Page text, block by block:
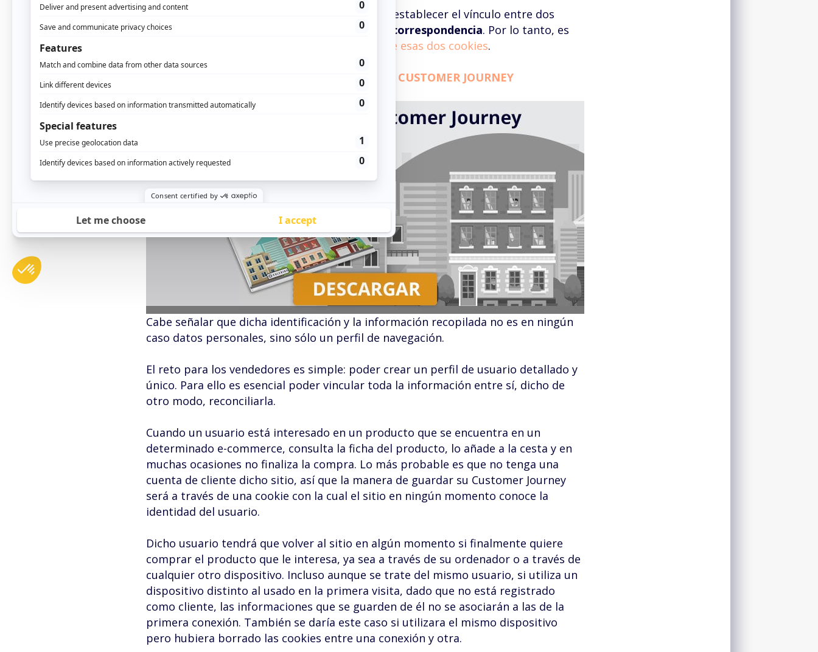
El cookie matching es un proceso que permite establecer el vínculo entre dos
cookies diferentes basándose en una
tabla de correspondencia. Por lo tanto, es
detrás de esas dos cookies.
DESCARGAR LIBRO BLANCO DEL CUSTOMER JOURNEY
Cabe señalar que dicha identificación y la información recopilada no es en ningún
caso datos personales, sino sólo un perfil de navegación.
El reto para los vendedores es simple: poder crear un perfil de usuario detallado y
único. Para ello es esencial poder vincular toda la información entre sí, dicho de
otro modo, reconciliarla.
Cuando un usuario está interesado en un producto que se encuentra en un
determinado e-commerce, consulta la ficha del producto, lo añade a la cesta y en
muchas ocasiones no finaliza la compra. Lo más probable es que no tenga una
cuenta de cliente dicho sitio, así que la manera de guardar su Customer Journey
será a través de una cookie con la cual el sitio en ningún momento conoce la
identidad del usuario.
Dicho usuario tendrá que volver al sitio en algún momento si finalmente quiere
comprar el producto que le interesa, ya sea a través de su ordenador o a través de
cualquier otro dispositivo. Incluso aunque se trate del mismo usuario, si utiliza un
dispositivo distinto al usado en la primera visita, dado que no está registrado
como cliente, las informaciones que se guarden de él no se asociarán a las de la
primera conexión. También se daría este caso si utilizara el mismo dispositivo
pero hubiera borrado las cookies entre una conexión y otra.